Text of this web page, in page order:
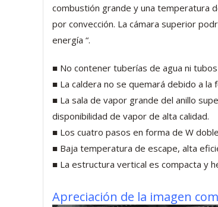
combustión grande y una temperatura
por convección. La cámara superior
energía “.
■ No contener tuberías de agua ni
■ La caldera no se quemará debido a
■ La sala de vapor grande del anillo
disponibilidad de vapor de alta calidad.
■ Los cuatro pasos en forma de W
■ Baja temperatura de escape, alta
■ La estructura vertical es compacta y
Apreciación de la imagen